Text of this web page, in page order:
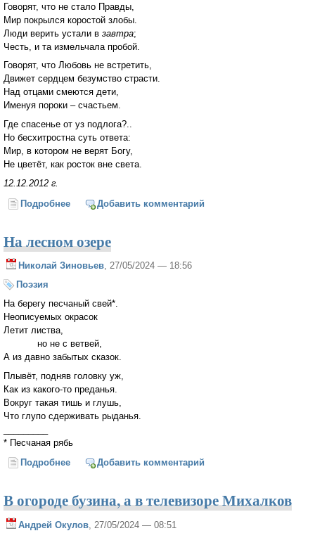
Говорят, что не стало Правды,
Мир покрылся коростой злобы.
Люди верить устали в завтра;
Честь, и та измельчала пробой.
Говорят, что Любовь не встретить,
Движет сердцем безумство страсти.
Над отцами смеются дети,
Именуя пороки – счастьем.
Где спасенье от уз подлога?..
Но бесхитростна суть ответа:
Мир, в котором не верят Богу,
Не цветёт, как росток вне света.
12.12.2012 г.
Подробнее о Говорят, что не стало Чуда...
Добавить комментарий
На лесном озере
Николай Зиновьев, 27/05/2024 — 18:56
Поэзия
На берегу песчаный свей*.
Неописуемых окрасок
Летит листва,
но не с ветвей,
А из давно забытых сказок.
Плывёт, подняв головку уж,
Как из какого-то преданья.
Вокруг такая тишь и глушь,
Что глупо сдерживать рыданья.
* Песчаная рябь
Подробнее о На лесном озере
Добавить комментарий
В огороде бузина, а в телевизоре Михалков
Андрей Окулов, 27/05/2024 — 08:51